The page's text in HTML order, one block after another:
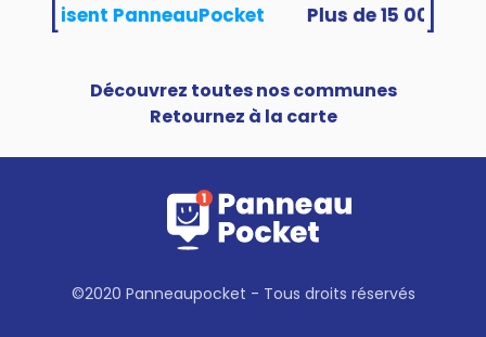
utilisent PanneauPocket
Découvrez toutes nos communes
Retournez à la carte
©2020 Panneaupocket - Tous droits réservés